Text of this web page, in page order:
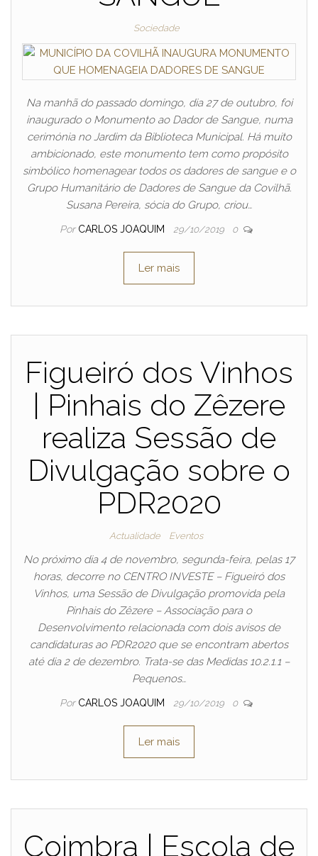
Sociedade
Na manhã do passado domingo, dia 27 de outubro, foi
inaugurado o Monumento ao Dador de Sangue, numa
cerimónia no Jardim da Biblioteca Municipal. Há muito
ambicionado, este monumento tem como propósito
simbólico homenagear todos os dadores de sangue e o
Grupo Humanitário de Dadores de Sangue da Covilhã.
Susana Pereira, sócia do Grupo, criou…
Por CARLOS JOAQUIM 29/10/2019 0
Ler mais
Figueiró dos Vinhos
| Pinhais do Zêzere
realiza Sessão de
Divulgação sobre o
PDR2020
Actualidade Eventos
No próximo dia 4 de novembro, segunda-feira, pelas 17
horas, decorre no CENTRO INVESTE – Figueiró dos
Vinhos, uma Sessão de Divulgação promovida pela
Pinhais do Zêzere – Associação para o
Desenvolvimento relacionada com dois avisos de
candidaturas ao PDR2020 que se encontram abertos
até dia 2 de dezembro. Trata-se das Medidas 10.2.1.1 –
Pequenos…
Por CARLOS JOAQUIM 29/10/2019 0
Ler mais
Coimbra | Escola de